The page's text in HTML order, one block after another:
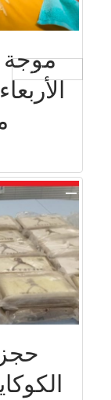
جار التحميل ...